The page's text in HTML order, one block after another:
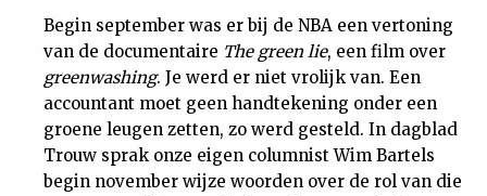
Begin september was er bij de NBA een vertoning
van de documentaire The green lie, een film over
greenwashing. Je werd er niet vrolijk van. Een
accountant moet geen handtekening onder een
groene leugen zetten, zo werd gesteld. In dagblad
Trouw sprak onze eigen columnist Wim Bartels
begin november wijze woorden over de rol van die